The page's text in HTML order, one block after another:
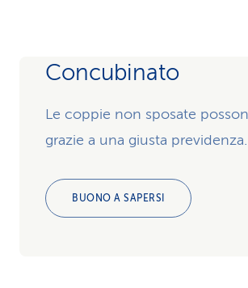
Concubinato
Le coppie non sposate
grazie a una giusta previdenza.
BUONO A SAPERSI